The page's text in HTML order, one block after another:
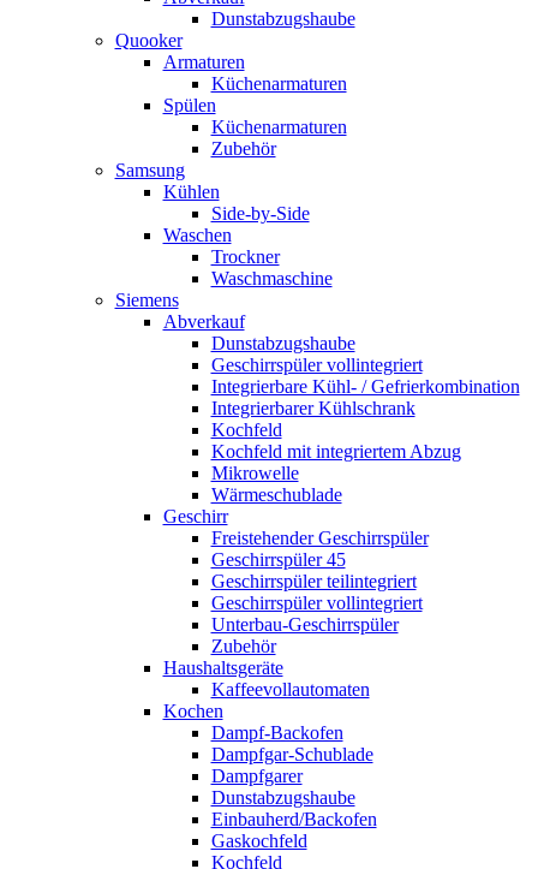
Dunstabzugshaube
Quooker
Armaturen
Küchenarmaturen
Spülen
Küchenarmaturen
Zubehör
Samsung
Kühlen
Side-by-Side
Waschen
Trockner
Waschmaschine
Siemens
Abverkauf
Dunstabzugshaube
Geschirrspüler vollintegriert
Integrierbare Kühl- / Gefrierkombination
Integrierbarer Kühlschrank
Kochfeld
Kochfeld mit integriertem Abzug
Mikrowelle
Wärmeschublade
Geschirr
Freistehender Geschirrspüler
Geschirrspüler 45
Geschirrspüler teilintegriert
Geschirrspüler vollintegriert
Unterbau-Geschirrspüler
Zubehör
Haushaltsgeräte
Kaffeevollautomaten
Kochen
Dampf-Backofen
Dampfgar-Schublade
Dampfgarer
Dunstabzugshaube
Einbauherd/Backofen
Gaskochfeld
Kochfeld